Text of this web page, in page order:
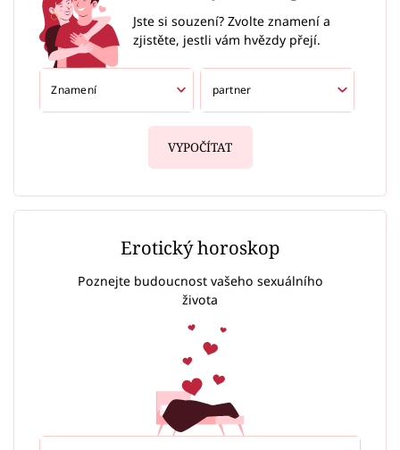
Jste si souzení? Zvolte znamení a
zjistěte, jestli vám hvězdy přejí.
VYPOČÍTAT
Erotický horoskop
Poznejte budoucnost vašeho sexuálního
života